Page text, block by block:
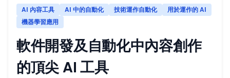
AI 內容工具 AI 中的自動化 技術運作自動化
用於運作的 AI
機器學習應用
軟件開發及自動化中內容創作
的頂尖 AI 工具